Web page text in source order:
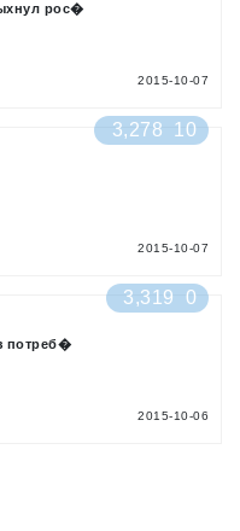
рос�
2015-10-07
3,278 10
2015-10-07
3,319 0
потреб�
2015-10-06